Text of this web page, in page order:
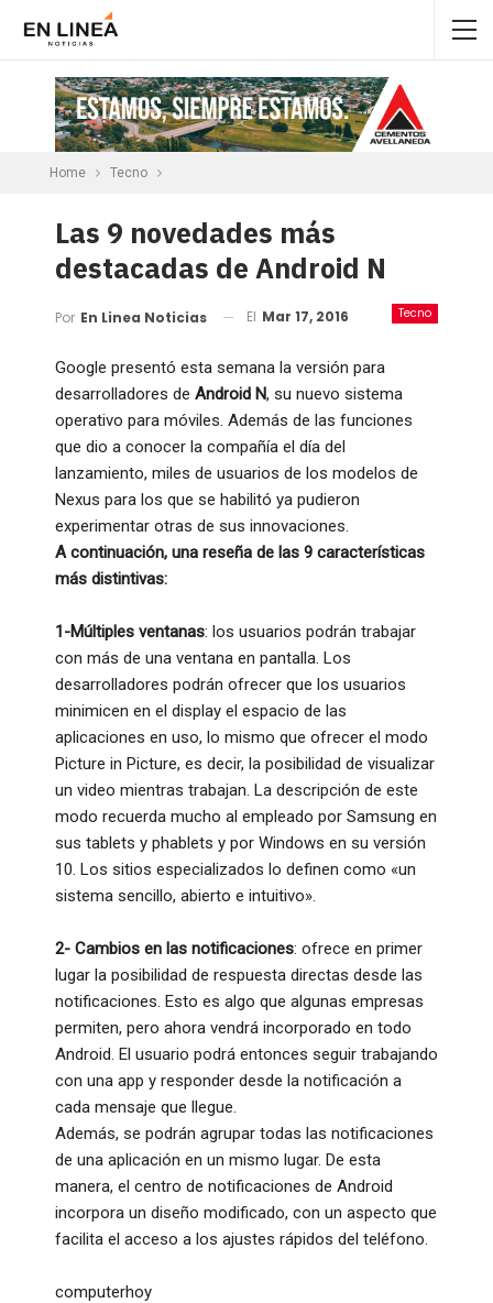
Home Tecno
Las 9 novedades más
destacadas de Android N
Tecno
Por En Linea Noticias El Mar 17, 2016
Google presentó esta semana la versión para
desarrolladores de Android N, su nuevo sistema
operativo para móviles. Además de las funciones
que dio a conocer la compañía el día del
lanzamiento, miles de usuarios de los modelos de
Nexus para los que se habilitó ya pudieron
experimentar otras de sus innovaciones.
A continuación, una reseña de las 9 características
más distintivas:
1-Múltiples ventanas: los usuarios podrán trabajar
con más de una ventana en pantalla. Los
desarrolladores podrán ofrecer que los usuarios
minimicen en el display el espacio de las
aplicaciones en uso, lo mismo que ofrecer el modo
Picture in Picture, es decir, la posibilidad de visualizar
un video mientras trabajan. La descripción de este
modo recuerda mucho al empleado por Samsung en
sus tablets y phablets y por Windows en su versión
10. Los sitios especializados lo definen como «un
sistema sencillo, abierto e intuitivo».
2- Cambios en las notificaciones: ofrece en primer
lugar la posibilidad de respuesta directas desde las
notificaciones. Esto es algo que algunas empresas
permiten, pero ahora vendrá incorporado en todo
Android. El usuario podrá entonces seguir trabajando
con una app y responder desde la notificación a
cada mensaje que llegue.
Además, se podrán agrupar todas las notificaciones
de una aplicación en un mismo lugar. De esta
manera, el centro de notificaciones de Android
incorpora un diseño modificado, con un aspecto que
facilita el acceso a los ajustes rápidos del teléfono.
computerhoy